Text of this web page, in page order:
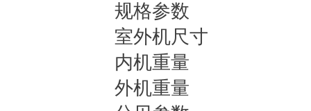
规格参数
室外机尺寸
内机重量
外机重量